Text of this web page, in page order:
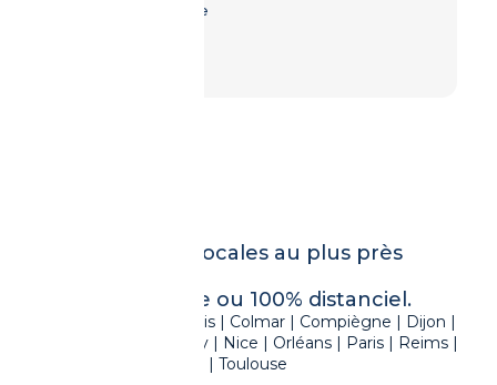
Classe virtuelle
16 implantations locales au plus près
En format hybride ou 100% distanciel.
Amiens | Avignon | Calais | Colmar | Compiègne | Dijon |
Limoges | Metz | Nancy | Nice | Orléans | Paris | Reims |
Roubaix | Saint-Quentin | Toulouse